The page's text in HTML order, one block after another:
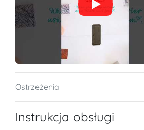
Ostrzeżenia
Instrukcja obsługi